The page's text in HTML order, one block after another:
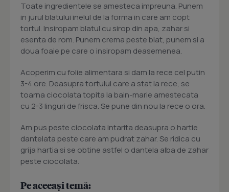
Toate ingredientele se amesteca impreuna. Punem
in jurul blatului inelul de la forma in care am copt
tortul. Insiropam blatul cu sirop din apa, zahar si
esenta de rom. Punem crema peste blat, punem si a
doua foaie pe care o insiropam deasemenea.
Acoperim cu folie alimentara si dam la rece cel putin
3-4 ore. Deasupra tortului care a stat la rece, se
toarna ciocolata topita la bain-marie amestecata
cu 2-3 linguri de frisca. Se pune din nou la rece o ora.
Am pus peste ciocolata intarita deasupra o hartie
dantelata peste care am pudrat zahar. Se ridica cu
grija hartia si se obtine astfel o dantela alba de zahar
peste ciocolata.
Pe aceeași temă: